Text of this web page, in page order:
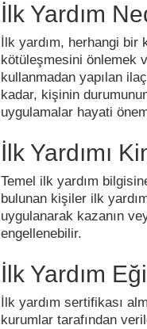
İlk Yardım
İlk yardım, herhangi bir
kötüleşmesini önlemek
kullanmadan yapılan
kadar, kişinin
uygulamalar hayati
İlk Yardımı
Temel ilk yardım
bulunan kişiler ilk
uygulanarak kazanın
engellenebilir.
İlk Yardım
İlk yardım sertifikası
kurumlar tarafından